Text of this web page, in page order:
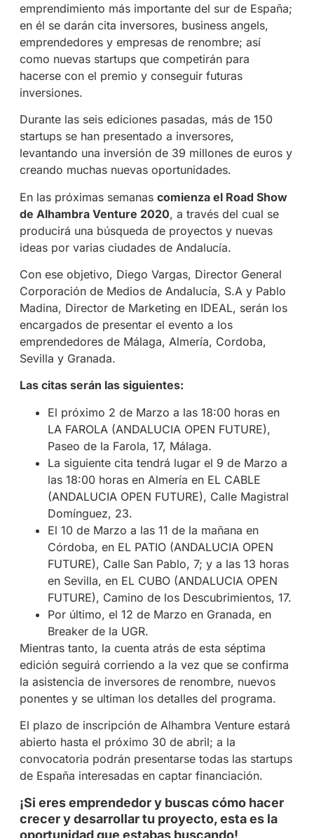
emprendimiento más importante del sur de España;
en él se darán cita inversores, business angels,
emprendedores y empresas de renombre; así
como nuevas startups que competirán para
hacerse con el premio y conseguir futuras
inversiones.
Durante las seis ediciones pasadas, más de 150
startups se han presentado a inversores,
levantando una inversión de 39 millones de euros y
creando muchas nuevas oportunidades.
En las próximas semanas comienza el Road Show
de Alhambra Venture 2020, a través del cual se
producirá una búsqueda de proyectos y nuevas
ideas por varias ciudades de Andalucía.
Con ese objetivo, Diego Vargas, Director General
Corporación de Medios de Andalucía, S.A y Pablo
Madina, Director de Marketing en IDEAL, serán los
encargados de presentar el evento a los
emprendedores de Málaga, Almería, Cordoba,
Sevilla y Granada.
Las citas serán las siguientes:
El próximo 2 de Marzo a las 18:00 horas en
LA FAROLA (ANDALUCIA OPEN FUTURE),
Paseo de la Farola, 17, Málaga.
La siguiente cita tendrá lugar el 9 de Marzo a
las 18:00 horas en Almería en EL CABLE
(ANDALUCIA OPEN FUTURE), Calle Magistral
Domínguez, 23.
El 10 de Marzo a las 11 de la mañana en
Córdoba, en EL PATIO (ANDALUCIA OPEN
FUTURE), Calle San Pablo, 7; y a las 13 horas
en Sevilla, en EL CUBO (ANDALUCIA OPEN
FUTURE), Camino de los Descubrimientos, 17.
Por último, el 12 de Marzo en Granada, en
Breaker de la UGR.
Mientras tanto, la cuenta atrás de esta séptima
edición seguirá corriendo a la vez que se confirma
la asistencia de inversores de renombre, nuevos
ponentes y se ultiman los detalles del programa.
El plazo de inscripción de Alhambra Venture estará
abierto hasta el próximo 30 de abril; a la
convocatoria podrán presentarse todas las startups
de España interesadas en captar financiación.
¡Si eres emprendedor y buscas cómo hacer
crecer y desarrollar tu proyecto, esta es la
oportunidad que estabas buscando!